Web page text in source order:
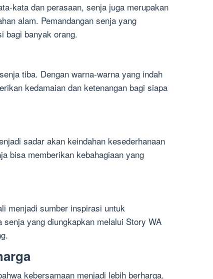
kata dan perasaan, senja juga merupakan
alam. Pemandangan senja yang
bagi banyak orang.
tiba. Dengan warna-warna yang indah
kedamaian dan ketenangan bagi siapa
sadar akan keindahan kesederhanaan
bisa memberikan kebahagiaan yang
menjadi sumber inspirasi untuk
yang diungkapkan melalui Story WA
kebersamaan menjadi lebih berharga.